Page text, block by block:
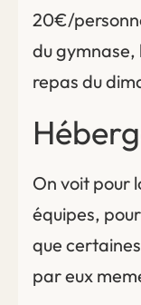
20€/
du gymnase,
repas du
On voit pour
équipes,
que
par eux